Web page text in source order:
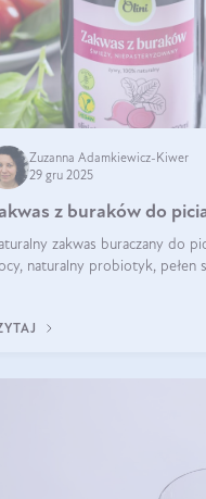
Zuzanna Adamkiewicz-Kiwer
29 gru 2025
z buraków do
zakwas buraczany do
naturalny probiotyk, pełen